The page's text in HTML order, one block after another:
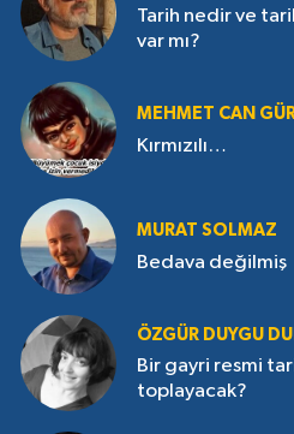
Tarih nedir ve
var mı?
MEHMET CAN
Kırmızılı…
MURAT SOLMAZ
Bedava değilmiş
ÖZGÜR DUYGU
Bir gayri resmi
toplayacak?